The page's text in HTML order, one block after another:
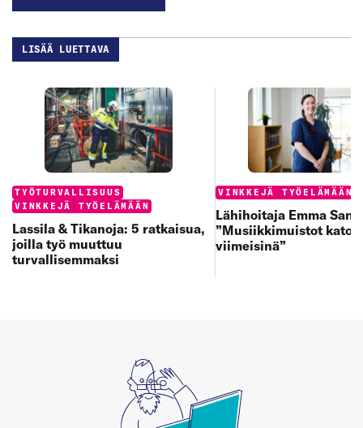
LISÄÄ LUETTAVA
Categories:
TYÖTURVALLISUUS
VINKKEJÄ TYÖELÄMÄÄN
Lassila & Tikanoja: 5 ratkaisua,
joilla työ muuttuu
turvallisemmaksi
Categories:
VINKKEJÄ TYÖELÄMÄÄN
Lähihoitaja Emma
”Musiikkimuistot
viimeisinä”